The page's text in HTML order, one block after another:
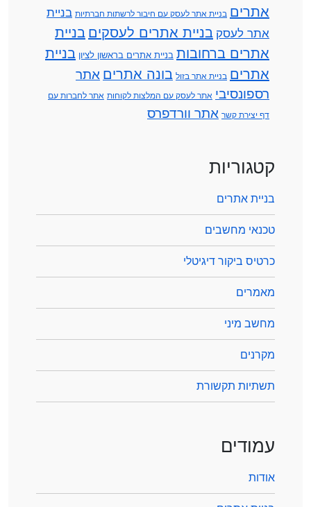
אתרים בניית אתר לעסק עם חיבור לרשתות חברתיות בניית
אתר לעסק בניית אתרים לעסקים בניית
אתרים ברחובות בניית אתרים בראשון לציון בניית
אתרים בניית אתר בזול בונה אתרים אתר
רספונסיבי אתר לעסק עם המלצות לקוחות אתר לחברות עם
דף יצירת קשר אתר וורדפרס
קטגוריות
בניית אתרים
טכנאי מחשבים
כרטיס ביקור דיגיטלי
מאמרים
מחשב מיני
מקרנים
תשתיות תקשורת
עמודים
אודות